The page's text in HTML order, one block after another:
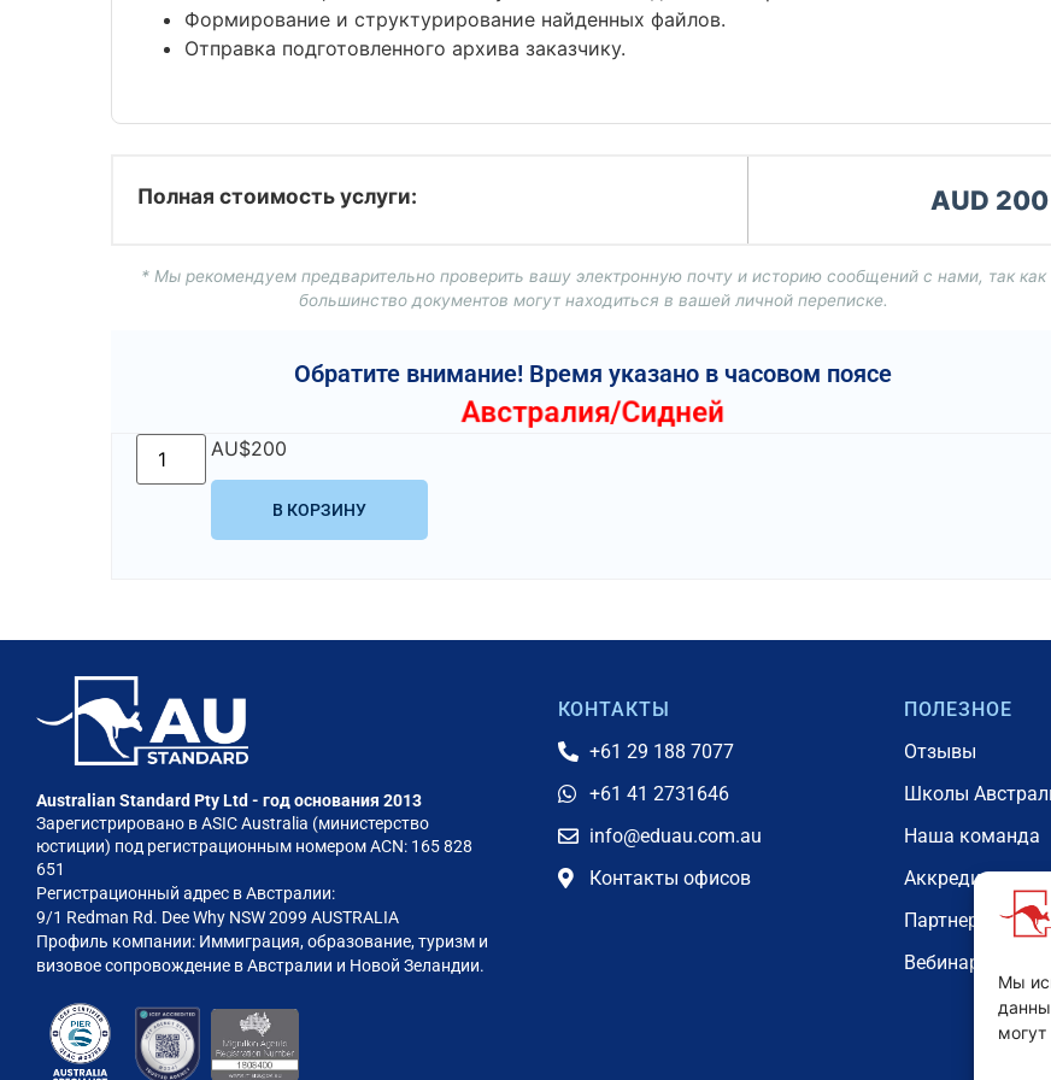
Мы
могут
Формирование и структурирование найденных файлов.
Отправка подготовленного архива заказчику.
Полная стоимость услуги: AUD 200
* Мы рекомендуем предварительно проверить вашу электронную почту и историю сообщений с нами, так как
большинство документов могут находиться в вашей личной переписке.
Обратите внимание! Время указано в часовом поясе
Австралия/Сидней
AU$200
В КОРЗИНУ
Australian Standard Pty Ltd - год основания 2013
Зарегистрировано в ASIC Australia (министерство
юстиции) под регистрационным номером ACN: 165 828
651
Регистрационный адрес в Австралии:
9/1 Redman Rd. Dee Why NSW 2099 AUSTRALIA
Профиль компании: Иммиграция, образование, туризм и
визовое сопровождение в Австралии и Новой Зеландии.
КОНТАКТЫ
+61 29 188 7077
+61 41 2731646
info@eduau.com.au
Контакты офисов
ПОЛЕЗНОЕ
Отзывы
Школы
Наша команда
Аккредитации
Партнерская
Вебинары